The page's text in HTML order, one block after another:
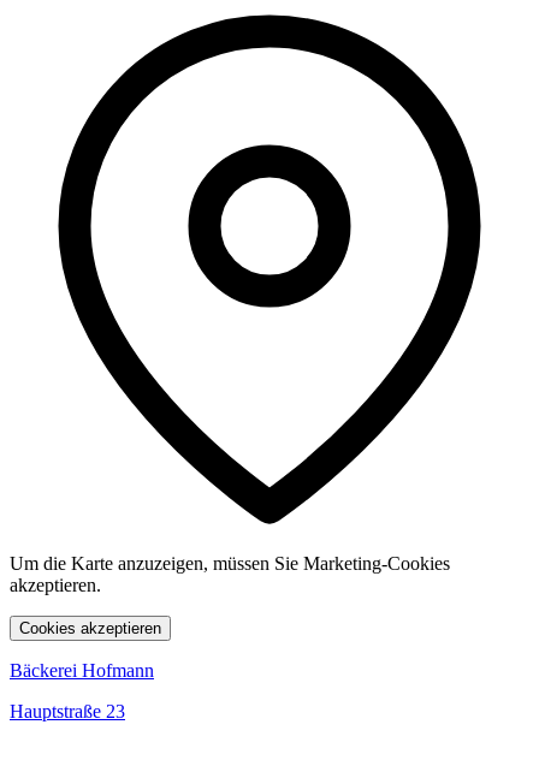
Um die Karte anzuzeigen, müssen Sie Marketing-Cookies
akzeptieren.
Cookies akzeptieren
Bäckerei Hofmann
Hauptstraße 23